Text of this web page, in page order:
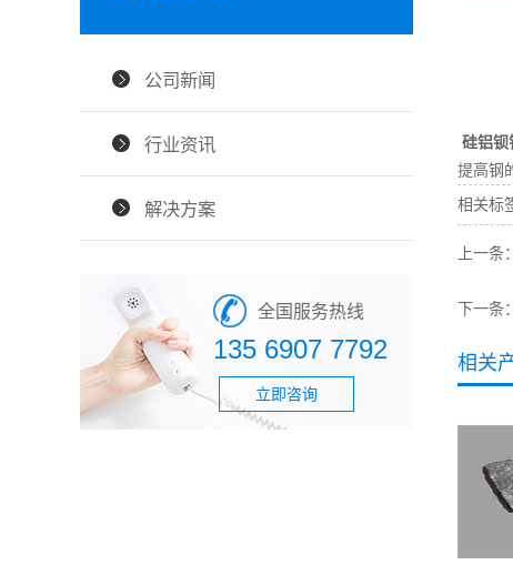
公司新闻
行业资讯
解决方案
全国服务热线
135 6907 7792
立即咨询
硅铝钡
提高钢
相关标
上一条：
下一条：
相关